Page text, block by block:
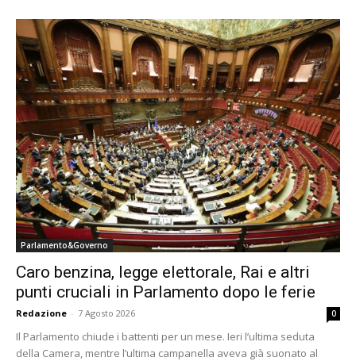
Parlamento&Governo
Caro benzina, legge elettorale, Rai e altri
punti cruciali in Parlamento dopo le ferie
Redazione - 7 Agosto 2026 0
Il Parlamento chiude i battenti per un mese. Ieri l’ultima seduta
della Camera, mentre l’ultima campanella aveva già suonato al